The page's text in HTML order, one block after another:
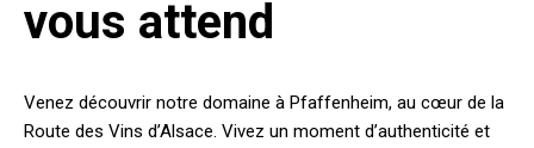
vous attend
Venez découvrir notre domaine à Pfaffenheim, au cœur de la
Route des Vins d’Alsace. Vivez un moment d’authenticité et